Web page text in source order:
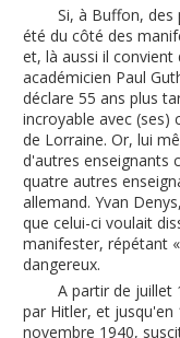
Si, à Buffon, des
été du côté des
et, là aussi il
académicien Paul
déclare 55 ans plus
incroyable avec (ses)
de Lorraine. Or, lui
d'autres enseignants
quatre autres
allemand. Yvan
que celui-ci voulait
manifester, répétant
dangereux.
A partir de juillet
par Hitler, et jusqu'en
novembre 1940,